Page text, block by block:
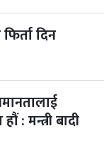
दिन
: मन्त्री बादी